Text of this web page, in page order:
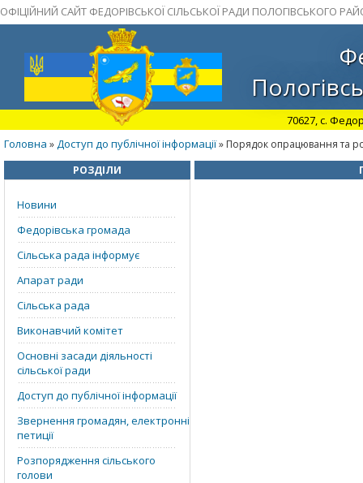
ОФІЦІЙНИЙ САЙТ ФЕДОРІВСЬКОЇ СІЛЬСЬКОЇ РАДИ ПОЛОГІВСЬКОГО
70627, с.
Головна »Доступ до публічної інформації» Порядок опрацювання та
РОЗДІЛИ
Новини
Федорівська громада
Сільська рада інформує
Апарат ради
Сільська рада
Виконавчий комітет
Основні засади діяльності
сільської ради
Доступ до публічної інформації
Звернення громадян, електронні
петиції
Розпорядження сільського
голови